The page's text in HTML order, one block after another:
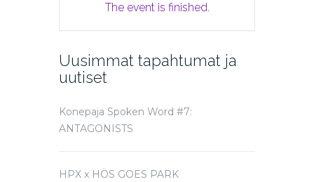
The event is finished.
Uusimmat tapahtumat ja
uutiset
Konepaja Spoken Word #7:
ANTAGONISTS
HPX x HÖS GOES PARK